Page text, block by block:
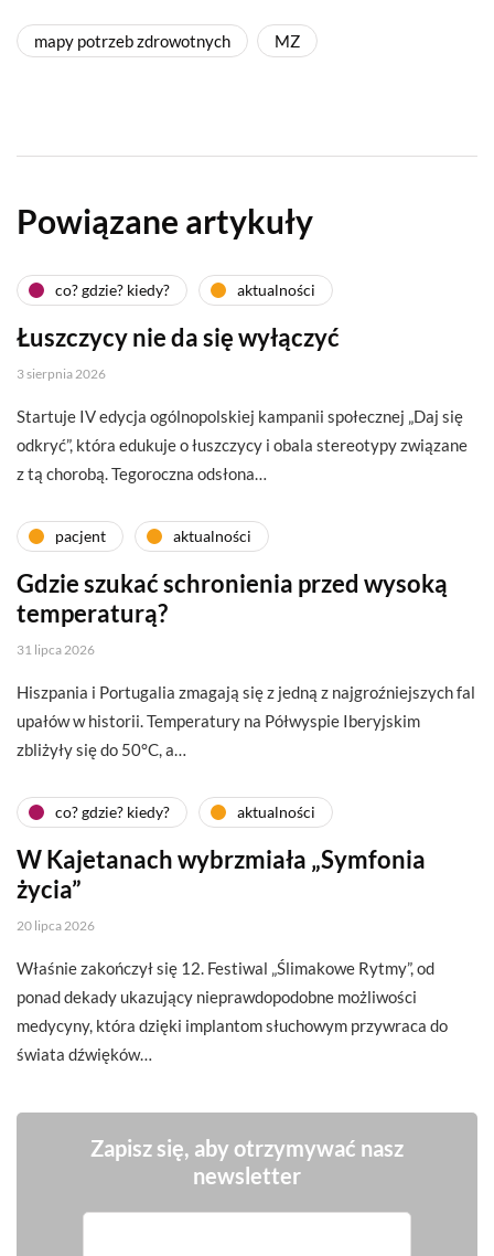
mapy potrzeb zdrowotnych MZ
Powiązane artykuły
co? gdzie? kiedy? aktualności
Łuszczycy nie da się wyłączyć
3 sierpnia 2026
Startuje IV edycja ogólnopolskiej kampanii społecznej „Daj się
odkryć”, która edukuje o łuszczycy i obala stereotypy związane
z tą chorobą. Tegoroczna odsłona…
pacjent aktualności
Gdzie szukać schronienia przed wysoką
temperaturą?
31 lipca 2026
Hiszpania i Portugalia zmagają się z jedną z najgroźniejszych fal
upałów w historii. Temperatury na Półwyspie Iberyjskim
zbliżyły się do 50°C, a…
co? gdzie? kiedy? aktualności
W Kajetanach wybrzmiała „Symfonia
życia”
20 lipca 2026
Właśnie zakończył się 12. Festiwal „Ślimakowe Rytmy”, od
ponad dekady ukazujący nieprawdopodobne możliwości
medycyny, która dzięki implantom słuchowym przywraca do
świata dźwięków…
Zapisz się, aby otrzymywać nasz
newsletter